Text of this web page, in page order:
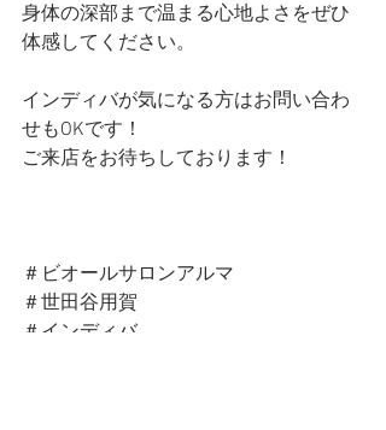
身体の深部まで温まる心地よさをぜひ
体感してください。
インディバが気になる方はお問い合わ
せもOKです！
ご来店をお待ちしております！
＃ビオールサロンアルマ
＃世田谷用賀
＃インディバ